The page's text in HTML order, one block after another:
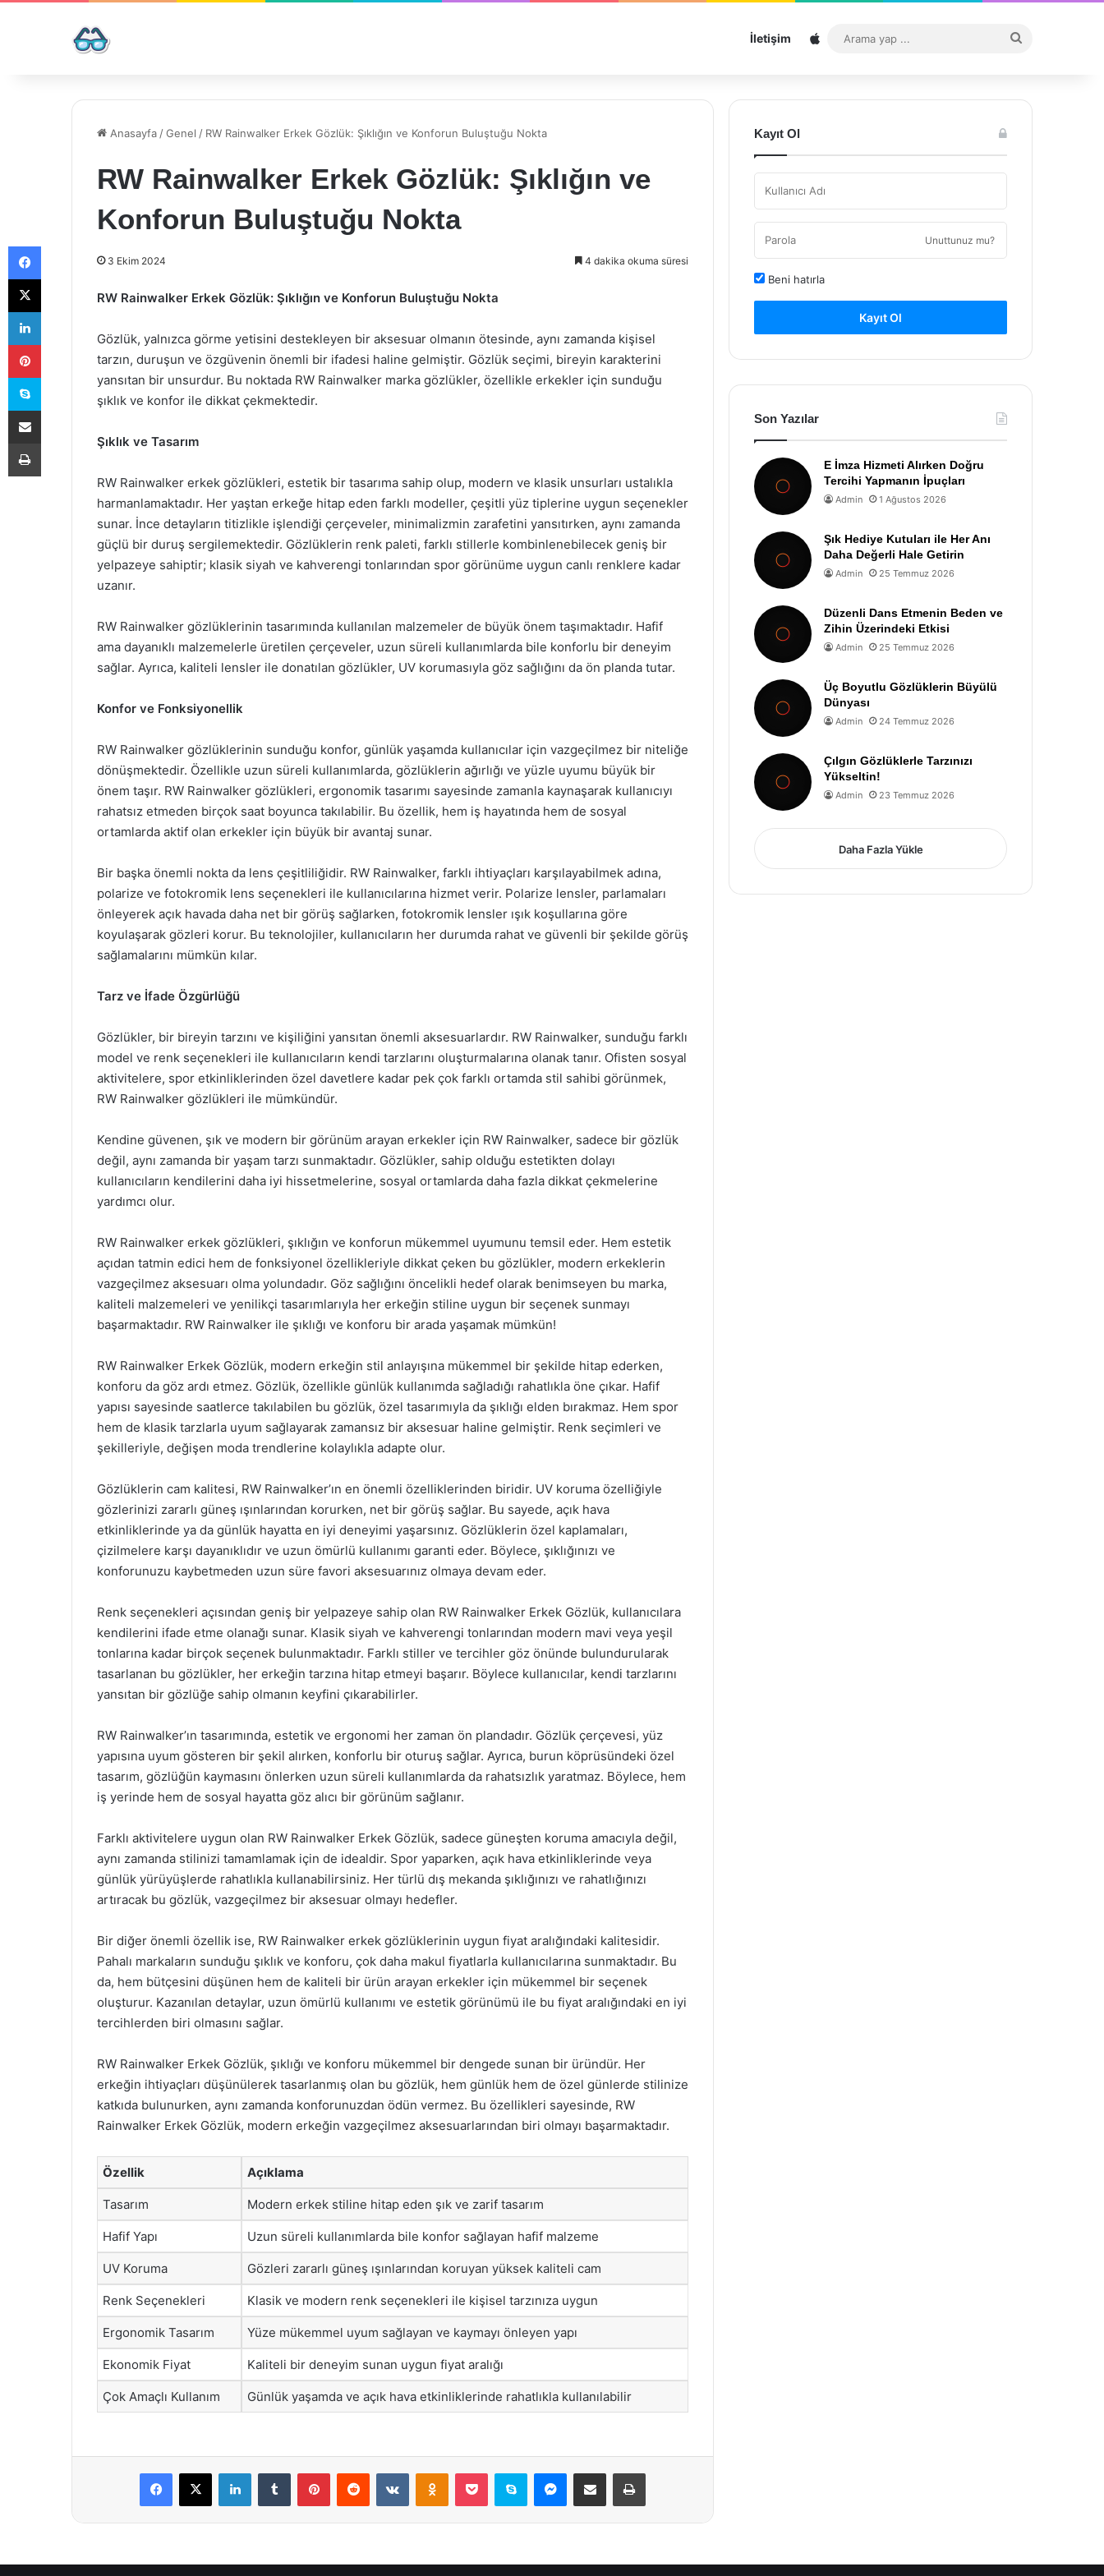
İletişim Sitemap
...
Anasayfa /Genel / RW Rainwalker Erkek Gözlük: Şıklığın ve Konforun Buluştuğu Nokta
RW Rainwalker Erkek Gözlük: Şıklığın ve
Konforun Buluştuğu Nokta
3 Ekim 2024 4 dakika okuma süresi
RW Rainwalker Erkek Gözlük: Şıklığın ve Konforun Buluştuğu Nokta
Gözlük, yalnızca görme yetisini destekleyen bir aksesuar olmanın ötesinde, aynı zamanda kişisel
tarzın, duruşun ve özgüvenin önemli bir ifadesi haline gelmiştir. Gözlük seçimi, bireyin karakterini
yansıtan bir unsurdur. Bu noktada RW Rainwalker marka gözlükler, özellikle erkekler için sunduğu
şıklık ve konfor ile dikkat çekmektedir.
Şıklık ve Tasarım
RW Rainwalker erkek gözlükleri, estetik bir tasarıma sahip olup, modern ve klasik unsurları ustalıkla
harmanlamaktadır. Her yaştan erkeğe hitap eden farklı modeller, çeşitli yüz tiplerine uygun seçenekler
sunar. İnce detayların titizlikle işlendiği çerçeveler, minimalizmin zarafetini yansıtırken, aynı zamanda
güçlü bir duruş sergilemektedir. Gözlüklerin renk paleti, farklı stillerle kombinlenebilecek geniş bir
yelpazeye sahiptir; klasik siyah ve kahverengi tonlarından spor görünüme uygun canlı renklere kadar
uzanır.
RW Rainwalker gözlüklerinin tasarımında kullanılan malzemeler de büyük önem taşımaktadır. Hafif
ama dayanıklı malzemelerle üretilen çerçeveler, uzun süreli kullanımlarda bile konforlu bir deneyim
sağlar. Ayrıca, kaliteli lensler ile donatılan gözlükler, UV korumasıyla göz sağlığını da ön planda tutar.
Konfor ve Fonksiyonellik
RW Rainwalker gözlüklerinin sunduğu konfor, günlük yaşamda kullanıcılar için vazgeçilmez bir niteliğe
dönüşmektedir. Özellikle uzun süreli kullanımlarda, gözlüklerin ağırlığı ve yüzle uyumu büyük bir
önem taşır. RW Rainwalker gözlükleri, ergonomik tasarımı sayesinde zamanla kaynaşarak kullanıcıyı
rahatsız etmeden birçok saat boyunca takılabilir. Bu özellik, hem iş hayatında hem de sosyal
ortamlarda aktif olan erkekler için büyük bir avantaj sunar.
Bir başka önemli nokta da lens çeşitliliğidir. RW Rainwalker, farklı ihtiyaçları karşılayabilmek adına,
polarize ve fotokromik lens seçenekleri ile kullanıcılarına hizmet verir. Polarize lensler, parlamaları
önleyerek açık havada daha net bir görüş sağlarken, fotokromik lensler ışık koşullarına göre
koyulaşarak gözleri korur. Bu teknolojiler, kullanıcıların her durumda rahat ve güvenli bir şekilde görüş
sağlamalarını mümkün kılar.
Tarz ve İfade Özgürlüğü
Gözlükler, bir bireyin tarzını ve kişiliğini yansıtan önemli aksesuarlardır. RW Rainwalker, sunduğu farklı
model ve renk seçenekleri ile kullanıcıların kendi tarzlarını oluşturmalarına olanak tanır. Ofisten sosyal
aktivitelere, spor etkinliklerinden özel davetlere kadar pek çok farklı ortamda stil sahibi görünmek,
RW Rainwalker gözlükleri ile mümkündür.
Kendine güvenen, şık ve modern bir görünüm arayan erkekler için RW Rainwalker, sadece bir gözlük
değil, aynı zamanda bir yaşam tarzı sunmaktadır. Gözlükler, sahip olduğu estetikten dolayı
kullanıcıların kendilerini daha iyi hissetmelerine, sosyal ortamlarda daha fazla dikkat çekmelerine
yardımcı olur.
RW Rainwalker erkek gözlükleri, şıklığın ve konforun mükemmel uyumunu temsil eder. Hem estetik
açıdan tatmin edici hem de fonksiyonel özellikleriyle dikkat çeken bu gözlükler, modern erkeklerin
vazgeçilmez aksesuarı olma yolundadır. Göz sağlığını öncelikli hedef olarak benimseyen bu marka,
kaliteli malzemeleri ve yenilikçi tasarımlarıyla her erkeğin stiline uygun bir seçenek sunmayı
başarmaktadır. RW Rainwalker ile şıklığı ve konforu bir arada yaşamak mümkün!
RW Rainwalker Erkek Gözlük, modern erkeğin stil anlayışına mükemmel bir şekilde hitap ederken,
konforu da göz ardı etmez. Gözlük, özellikle günlük kullanımda sağladığı rahatlıkla öne çıkar. Hafif
yapısı sayesinde saatlerce takılabilen bu gözlük, özel tasarımıyla da şıklığı elden bırakmaz. Hem spor
hem de klasik tarzlarla uyum sağlayarak zamansız bir aksesuar haline gelmiştir. Renk seçimleri ve
şekilleriyle, değişen moda trendlerine kolaylıkla adapte olur.
Gözlüklerin cam kalitesi, RW Rainwalker’ın en önemli özelliklerinden biridir. UV koruma özelliğiyle
gözlerinizi zararlı güneş ışınlarından korurken, net bir görüş sağlar. Bu sayede, açık hava
etkinliklerinde ya da günlük hayatta en iyi deneyimi yaşarsınız. Gözlüklerin özel kaplamaları,
çizilmelere karşı dayanıklıdır ve uzun ömürlü kullanımı garanti eder. Böylece, şıklığınızı ve
konforunuzu kaybetmeden uzun süre favori aksesuarınız olmaya devam eder.
Renk seçenekleri açısından geniş bir yelpazeye sahip olan RW Rainwalker Erkek Gözlük, kullanıcılara
kendilerini ifade etme olanağı sunar. Klasik siyah ve kahverengi tonlarından modern mavi veya yeşil
tonlarına kadar birçok seçenek bulunmaktadır. Farklı stiller ve tercihler göz önünde bulundurularak
tasarlanan bu gözlükler, her erkeğin tarzına hitap etmeyi başarır. Böylece kullanıcılar, kendi tarzlarını
yansıtan bir gözlüğe sahip olmanın keyfini çıkarabilirler.
RW Rainwalker’ın tasarımında, estetik ve ergonomi her zaman ön plandadır. Gözlük çerçevesi, yüz
yapısına uyum gösteren bir şekil alırken, konforlu bir oturuş sağlar. Ayrıca, burun köprüsündeki özel
tasarım, gözlüğün kaymasını önlerken uzun süreli kullanımlarda da rahatsızlık yaratmaz. Böylece, hem
iş yerinde hem de sosyal hayatta göz alıcı bir görünüm sağlanır.
Farklı aktivitelere uygun olan RW Rainwalker Erkek Gözlük, sadece güneşten koruma amacıyla değil,
aynı zamanda stilinizi tamamlamak için de idealdir. Spor yaparken, açık hava etkinliklerinde veya
günlük yürüyüşlerde rahatlıkla kullanabilirsiniz. Her türlü dış mekanda şıklığınızı ve rahatlığınızı
artıracak bu gözlük, vazgeçilmez bir aksesuar olmayı hedefler.
Bir diğer önemli özellik ise, RW Rainwalker erkek gözlüklerinin uygun fiyat aralığındaki kalitesidir.
Pahalı markaların sunduğu şıklık ve konforu, çok daha makul fiyatlarla kullanıcılarına sunmaktadır. Bu
da, hem bütçesini düşünen hem de kaliteli bir ürün arayan erkekler için mükemmel bir seçenek
oluşturur. Kazanılan detaylar, uzun ömürlü kullanımı ve estetik görünümü ile bu fiyat aralığındaki en iyi
tercihlerden biri olmasını sağlar.
RW Rainwalker Erkek Gözlük, şıklığı ve konforu mükemmel bir dengede sunan bir üründür. Her
erkeğin ihtiyaçları düşünülerek tasarlanmış olan bu gözlük, hem günlük hem de özel günlerde stilinize
katkıda bulunurken, aynı zamanda konforunuzdan ödün vermez. Bu özellikleri sayesinde, RW
Rainwalker Erkek Gözlük, modern erkeğin vazgeçilmez aksesuarlarından biri olmayı başarmaktadır.
Özellik Açıklama
Tasarım Modern erkek stiline hitap eden şık ve zarif tasarım
Hafif Yapı Uzun süreli kullanımlarda bile konfor sağlayan hafif malzeme
UV Koruma Gözleri zararlı güneş ışınlarından koruyan yüksek kaliteli cam
Renk Seçenekleri Klasik ve modern renk seçenekleri ile kişisel tarzınıza uygun
Ergonomik Tasarım Yüze mükemmel uyum sağlayan ve kaymayı önleyen yapı
Ekonomik Fiyat Kaliteli bir deneyim sunan uygun fiyat aralığı
Çok Amaçlı Kullanım Günlük yaşamda ve açık hava etkinliklerinde rahatlıkla kullanılabilir
Facebook
X LinkedInTumblr PinterestReddit VKontakteOdnoklassniki
Pocket Skype Messenger
E-Posta ile paylaş Yazdır
Kayıt Ol
Unuttunuz mu?
Beni hatırla
Kayıt Ol
Son Yazılar
E İmza Hizmeti Alırken Doğru
Tercihi Yapmanın İpuçları
Admin 1 Ağustos 2026
Şık Hediye Kutuları ile Her Anı
Daha Değerli Hale Getirin
Admin 25 Temmuz 2026
Düzenli Dans Etmenin Beden ve
Zihin Üzerindeki Etkisi
Admin 25 Temmuz 2026
Üç Boyutlu Gözlüklerin Büyülü
Dünyası
Admin 24 Temmuz 2026
Çılgın Gözlüklerle Tarzınızı
Yükseltin!
Admin 23 Temmuz 2026
Daha Fazla Yükle
Facebook
X
LinkedIn
Pinterest
Skype
E-Posta ile paylaş